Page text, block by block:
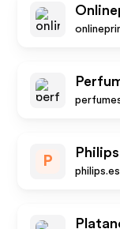
P
philips.es